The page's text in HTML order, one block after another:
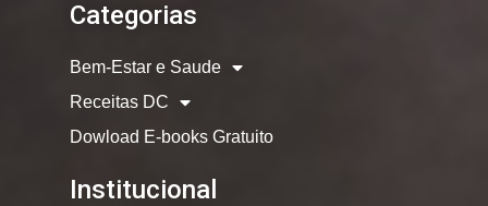
Categorias
Bem-Estar e Saude
Receitas DC
Dowload E-books Gratuito
Institucional